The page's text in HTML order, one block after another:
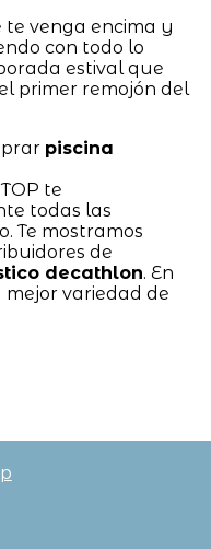
te venga encima y
con todo lo
estival que
primer remojón del
piscina
te
todas las
Te mostramos
de
decathlon. En
variedad de